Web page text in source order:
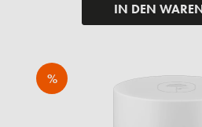
IN DEN
%